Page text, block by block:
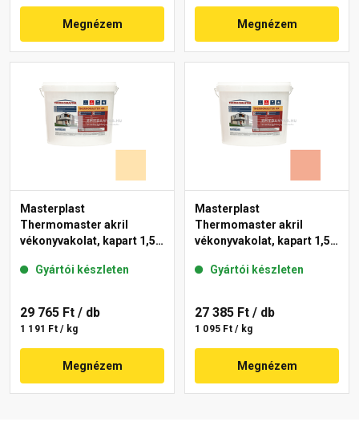
Megnézem Megnézem
Masterplast
Thermomaster akril
vékonyvakolat, kapart 1,5
Gyártói készleten
29 765 Ft / db
1 191 Ft / kg
Megnézem
Masterplast
Thermomaster akril
vékonyvakolat, kapart 1,5
Gyártói készleten
27 385 Ft / db
1 095 Ft / kg
Megnézem